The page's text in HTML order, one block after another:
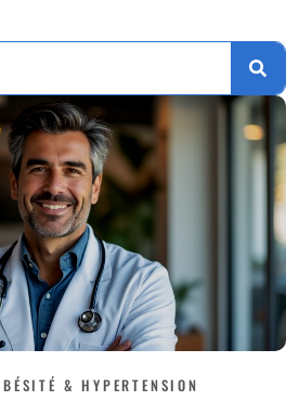
& HYPERTENSION